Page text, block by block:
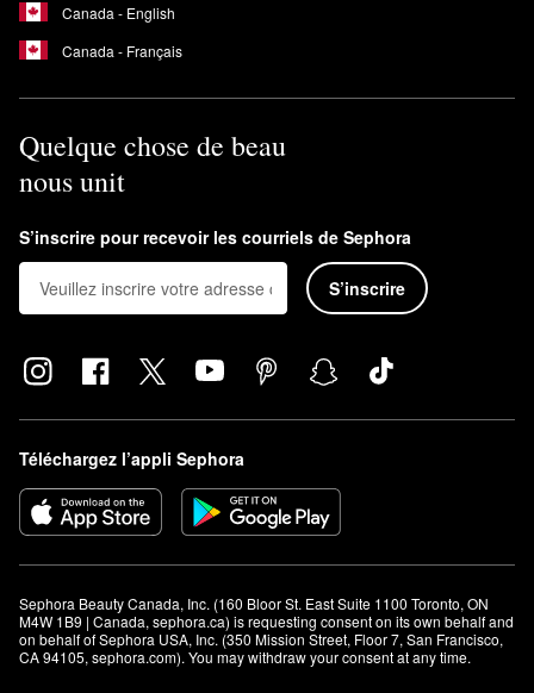
Canada - English
Canada - Français
Quelque chose de beau
nous unit
S’inscrire pour recevoir les courriels de Sephora
S’inscrire
Téléchargez l’appli Sephora
Sephora Beauty Canada, Inc. (160 Bloor St. East Suite 1100 Toronto, ON
M4W 1B9 | Canada, sephora.ca) is requesting consent on its own behalf and
on behalf of Sephora USA, Inc. (350 Mission Street, Floor 7, San Francisco,
CA 94105, sephora.com). You may withdraw your consent at any time.